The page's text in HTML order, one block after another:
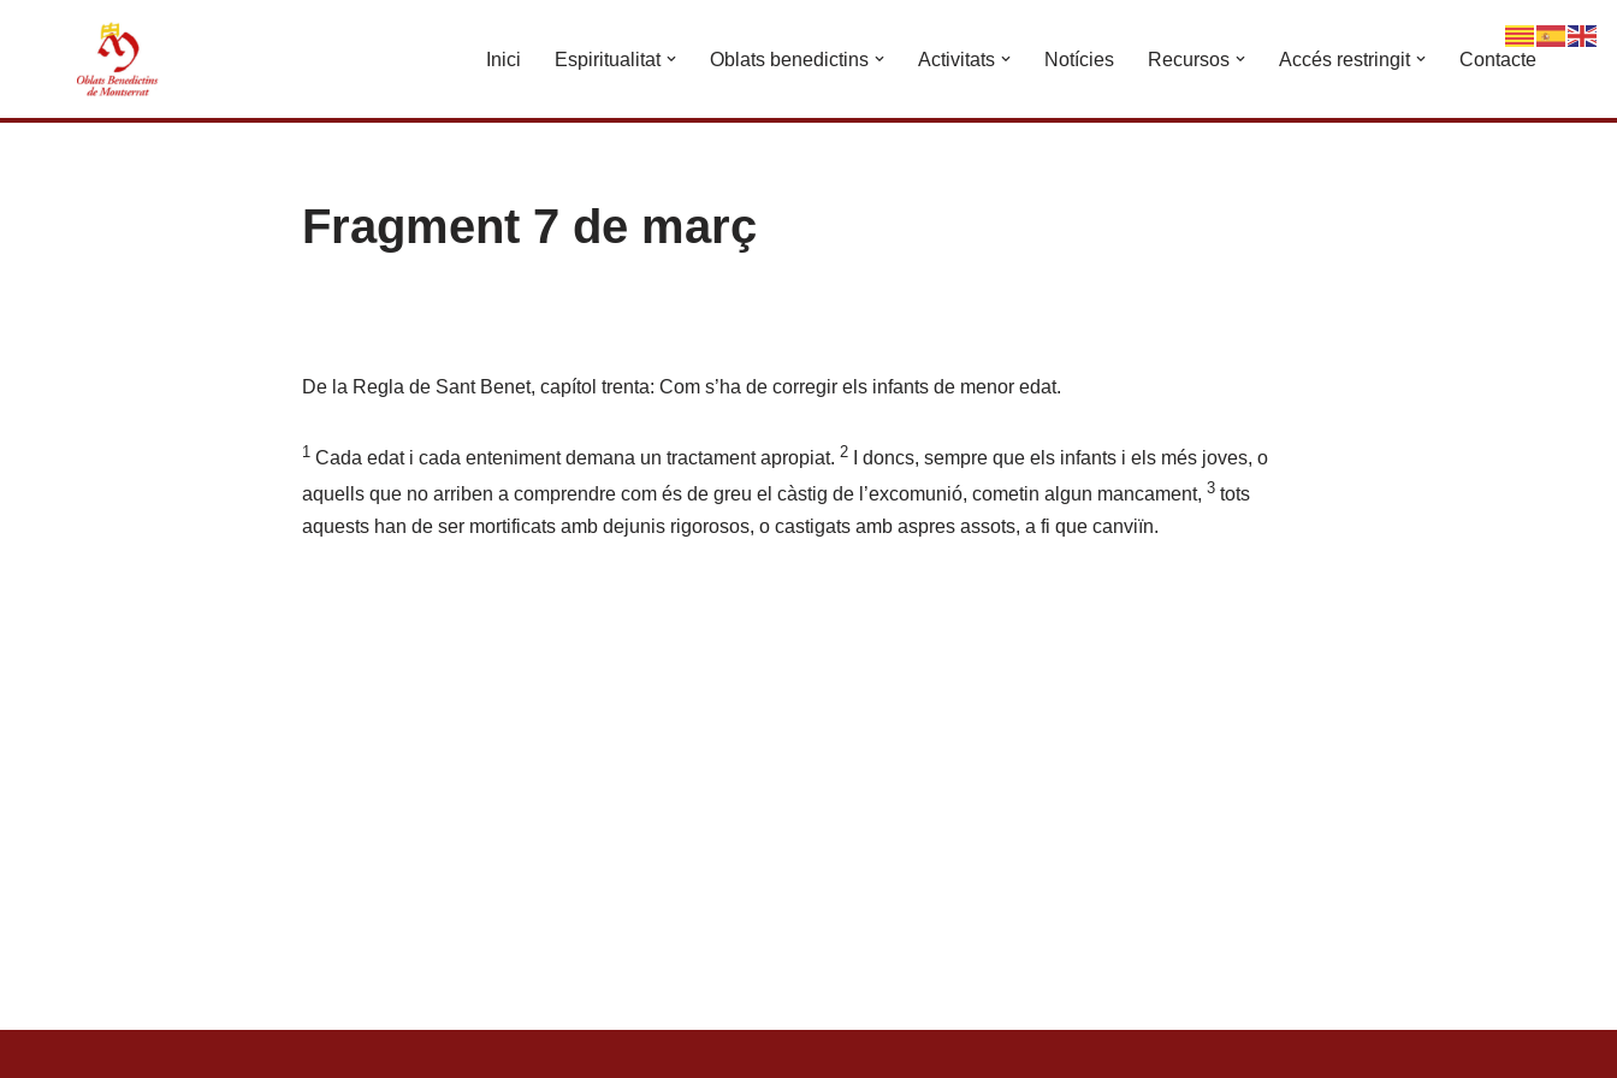
Inici Espiritualitat Oblats benedictins Activitats Notícies Recursos Accés restringit Contacte
Fragment 7 de març
De la Regla de Sant Benet, capítol trenta: Com s’ha de corregir els infants de menor edat.
1Cada edat i cada enteniment demana un tractament apropiat. 2I doncs, sempre que els infants i els més joves, o
aquells que no arriben a comprendre com és de greu el càstig de l’excomunió, cometin algun mancament, 3tots
aquests han de ser mortificats amb dejunis rigorosos, o castigats amb aspres assots, a fi que canviïn.